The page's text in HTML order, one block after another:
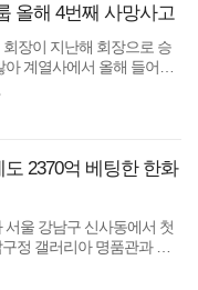
올해 4번째 사망사고
장이 지난해 회장으로 승
계열사에서 올해 들어서
했다. 37년만에 오너 경영
2370억 베팅한 한화
울 강남구 신사동에서 첫
정 갤러리아 명품관과 가
부지를 인수해 소규모 하이